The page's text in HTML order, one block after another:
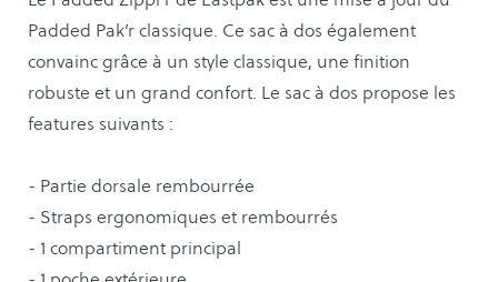
Padded Pak’r classique. Ce sac à dos également
convainc grâce à un style classique, une finition
robuste et un grand confort. Le sac à dos propose les
features suivants :
- Partie dorsale rembourrée
- Straps ergonomiques et rembourrés
- 1 compartiment principal